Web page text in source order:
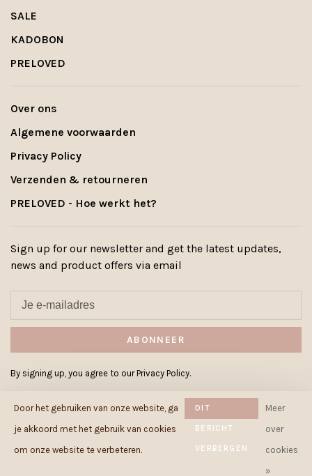
SALE
KADOBON
PRELOVED
Over ons
Algemene voorwaarden
Privacy Policy
Verzenden & retourneren
PRELOVED - Hoe werkt het?
Sign up for our newsletter and get the latest updates,
news and product offers via email
ABONNEER
By signing up, you agree to our Privacy Policy.
© Copyright 2026 Cowcow.be-
Door het gebruiken van onze website, ga
je akkoord met het gebruik van cookies
om onze website te verbeteren.
DIT
BERICHT
VERBERGEN
Meer
over
cookies
»